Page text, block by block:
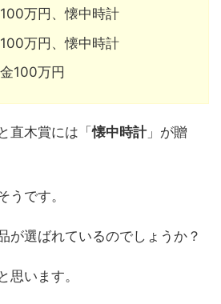
万円、懐中時計
万円、懐中時計
100万円
直木賞には「懐中時計」が贈
うです。
が選ばれているのでしょうか？
思います。